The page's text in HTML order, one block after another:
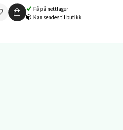
Få på nettlager
Kan sendes til butikk